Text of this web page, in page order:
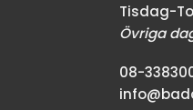
Tisdag-
Övriga
08-